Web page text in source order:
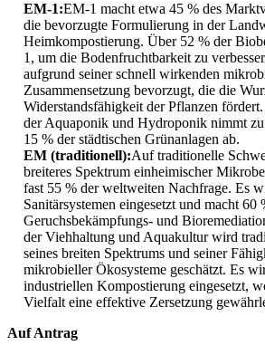
EM-1:EM-1 macht etwa 45 % des
die bevorzugte Formulierung in der
Heimkompostierung. Über 52 % der
1, um die Bodenfruchtbarkeit zu
aufgrund seiner schnell wirkenden
Zusammensetzung bevorzugt, die die
Widerstandsfähigkeit der Pflanzen
der Aquaponik und Hydroponik nimmt
15 % der städtischen Grünanlagen ab.
EM (traditionell):Auf traditionelle
breiteres Spektrum einheimischer
fast 55 % der weltweiten Nachfrage. Es
Sanitärsystemen eingesetzt und macht 60
Geruchsbekämpfungs- und
der Viehhaltung und Aquakultur wird
seines breiten Spektrums und seiner
mikrobieller Ökosysteme geschätzt. Es
industriellen Kompostierung eingesetzt,
Vielfalt eine effektive Zersetzung
Auf Antrag